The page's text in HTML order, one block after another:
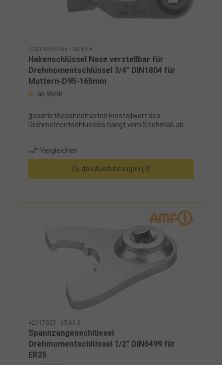
42914095-165 - 98,53 €
Hakenschlüssel Nase verstellbar für
Drehmomentschlüssel 3/4" DIN1804 für
Muttern-D95-165mm
ab Werk
gehärtetBesonderheiten:Einstellwert des
Drehmomentschlüssels hängt vom Stichmaß ab
Vergleichen
Zu den Ausführungen (3)
42917025 - 65,66 €
Spannzangenschlüssel
Drehmomentschlüssel 1/2" DIN6499 für
ER25